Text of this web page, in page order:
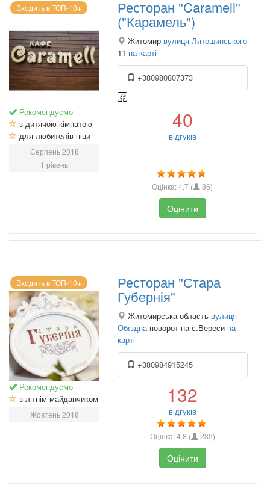
Входить в ТОП-10+
Рекомендуємо
з дитячою кімнатою
для любителів піци
Серпень 2018
1 рівень
Ресторан "Caramell"
("Карамель")
Житомир вулиця Лятошинського
11 на карті
+380980807373
40
відгуків
Оцінка:4.7 ( 86)
Оцінити
Входить в ТОП-10+
Рекомендуємо
з літнім майданчиком
Жовтень 2018
Ресторан "Стара
Губернія"
Житомирська область вулиця
Обїзднаповорот на с.Вереси на
карті
+380984915245
132
відгуків
Оцінка:4.8 ( 232)
Оцінити